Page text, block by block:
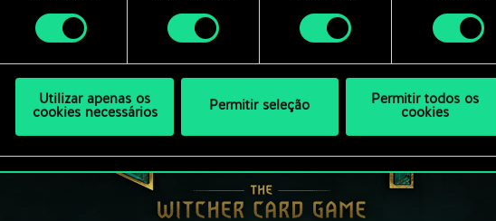
consentimento
Utilizar apenas os
cookies necessários
Permitir seleção
Permitir todos os
cookies